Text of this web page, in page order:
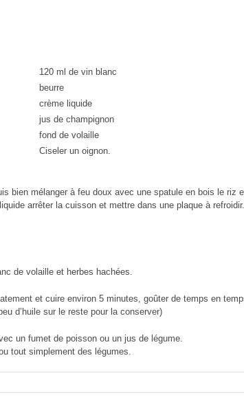
120 ml de vin blanc
beurre
crème liquide
jus de champignon
fond de volaille
Ciseler un oignon.
bien mélanger à feu doux avec une spatule en bois le
arrêter la cuisson et mettre dans une plaque à
de volaille et herbes hachées.
et cuire environ 5 minutes, goûter de temps en
d’huile sur le reste pour la conserver)
un fumet de poisson ou un jus de légume.
tout simplement des légumes.